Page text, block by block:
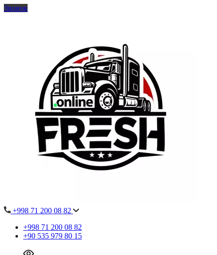
Звонок
+998 71 200 08 82
+998 71 200 08 82
+90 535 979 80 15